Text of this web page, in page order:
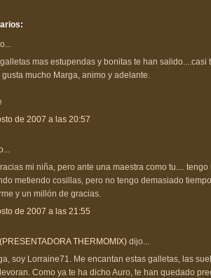
mas estupendas y bonitas te han salido....casi
mucho Marga, animo y adelante.
de 2007 a las 20:57
mi niña, pero ante una maestra como tu....
metiendo cosillas, pero no tengo demasiado
y un millón de gracias.
de 2007 a las 21:55
THERMOMIX) dijo...
soy Lorraine71. Me encantan estas galletas, las
Como ya te ha dicho Auro, te han quedado